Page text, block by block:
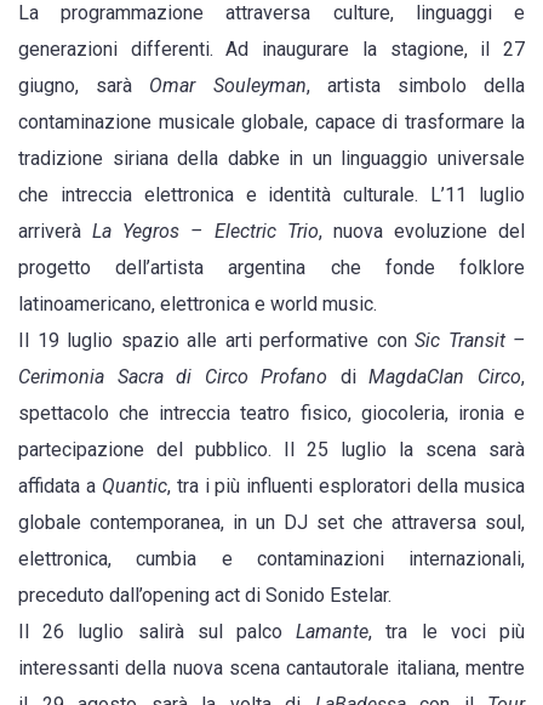
La programmazione attraversa culture, linguaggi e
generazioni differenti. Ad inaugurare la stagione, il 27
giugno, sarà Omar Souleyman, artista simbolo della
contaminazione musicale globale, capace di trasformare la
tradizione siriana della dabke in un linguaggio universale
che intreccia elettronica e identità culturale. L’11 luglio
arriveràLa Yegros – Electric Trio, nuova evoluzione del
progetto dell’artista argentina che fonde folklore
latinoamericano, elettronica e world music.
Il 19 luglio spazio alle arti performative con Sic Transit –
Cerimonia Sacra di Circo Profano diMagdaClan Circo,
spettacolo che intreccia teatro fisico, giocoleria, ironia e
partecipazione del pubblico. Il 25 luglio la scena sarà
affidata a Quantic, tra i più influenti esploratori della musica
globale contemporanea, in un DJ set che attraversa soul,
elettronica, cumbia e contaminazioni internazionali,
preceduto dall’opening act di Sonido Estelar.
Il 26 luglio salirà sul palcoLamante, tra le voci più
interessanti della nuova scena cantautorale italiana, mentre